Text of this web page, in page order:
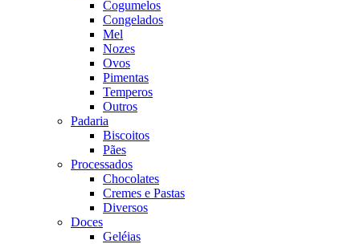
Cogumelos
Congelados
Mel
Nozes
Ovos
Pimentas
Temperos
Outros
Padaria
Biscoitos
Pães
Processados
Chocolates
Cremes e Pastas
Diversos
Doces
Geléias